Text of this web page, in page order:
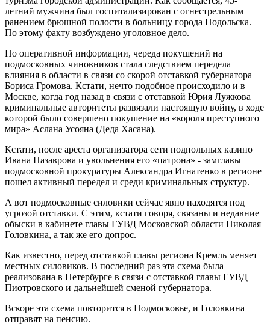
летний мужчина был госпитализирован с огнестрельным
ранением брюшной полости в больницу города Подольска.
По этому факту возбуждено уголовное дело.
По оперативной информации, череда покушений на
подмосковных чиновников стала следствием передела
влияния в области в связи со скорой отставкой губернатора
Бориса Громова. Кстати, нечто подобное происходило и в
Москве, когда год назад в связи с отставкой Юрия Лужкова
криминальные авторитеты развязали настоящую войну, в ходе
которой было совершено покушение на «короля преступного
мира» Аслана Усояна (Деда Хасана).
Кстати, после ареста организатора сети подпольных казино
Ивана Назаврова и увольнения его «патрона» - замглавы
подмосковной прокуратуры Александра Игнатенко в регионе
пошел активный передел и среди криминальных структур.
А вот подмосковные силовики сейчас явно находятся под
угрозой отставки. С этим, кстати говоря, связаны и недавние
обыски в кабинете главы ГУВД Московской области Николая
Головкина, а так же его допрос.
Как известно, перед отставкой главы региона Кремль меняет
местных силовиков. В последний раз эта схема была
реализована в Петербурге в связи с отставкой главы ГУВД
Пиотровского и дальнейшей сменой губернатора.
Вскоре эта схема повторится в Подмосковье, и Головкина
отправят на пенсию.